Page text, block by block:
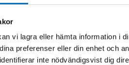
vi lagra eller hämta information i
preferenser eller din enhet och
inte nödvändigsvist dig